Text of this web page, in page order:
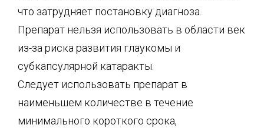
что затрудняет постановку диагноза.
Препарат нельзя использовать в области век
из-за риска развития глаукомы и
субкапсулярной катаракты.
Следует использовать препарат в
наименьшем количестве в течение
минимального короткого срока,